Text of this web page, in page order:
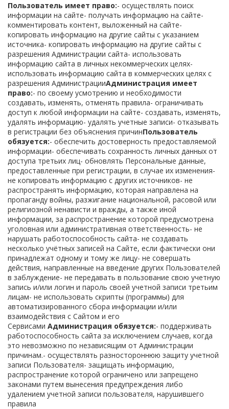
Пользователь имеет право:- осуществлять поиск
информации на сайте- получать информацию на сайте-
комментировать контент, выложенный на сайте-
копировать информацию на другие сайты с указанием
источника- копировать информацию на другие сайты с
разрешения Администрации сайта- использовать
информацию сайта в личных некоммерческих целях-
использовать информацию сайта в коммерческих целях с
разрешения АдминистрацииАдминистрация имеет
право:- по своему усмотрению и необходимости
создавать, изменять, отменять правила- ограничивать
доступ к любой информации на сайте- создавать, изменять,
удалять информацию- удалять учетные записи- отказывать
в регистрации без объяснения причинПользователь
обязуется:- обеспечить достоверность предоставляемой
информации- обеспечивать сохранность личных данных от
доступа третьих лиц- обновлять Персональные данные,
предоставленные при регистрации, в случае их изменения-
не копировать информацию с других источников- не
распространять информацию, которая направлена на
пропаганду войны, разжигание национальной, расовой или
религиозной ненависти и вражды, а также иной
информации, за распространение которой предусмотрена
уголовная или административная ответственность- не
нарушать работоспособность сайта- не создавать
несколько учётных записей на Сайте, если фактически они
принадлежат одному и тому же лицу- не совершать
действия, направленные на введение других Пользователей
в заблуждение- не передавать в пользование свою учетную
запись и/или логин и пароль своей учетной записи третьим
лицам- не использовать скрипты (программы) для
автоматизированного сбора информации и/или
взаимодействия с Сайтом и его
Сервисами Администрация обязуется:- поддерживать
работоспособность сайта за исключением случаев, когда
это невозможно по независящим от Администрации
причинам.- осуществлять разностороннюю защиту учетной
записи Пользователя- защищать информацию,
распространение которой ограничено или запрещено
законами путем вынесения предупреждения либо
удалением учетной записи пользователя, нарушившего
правила